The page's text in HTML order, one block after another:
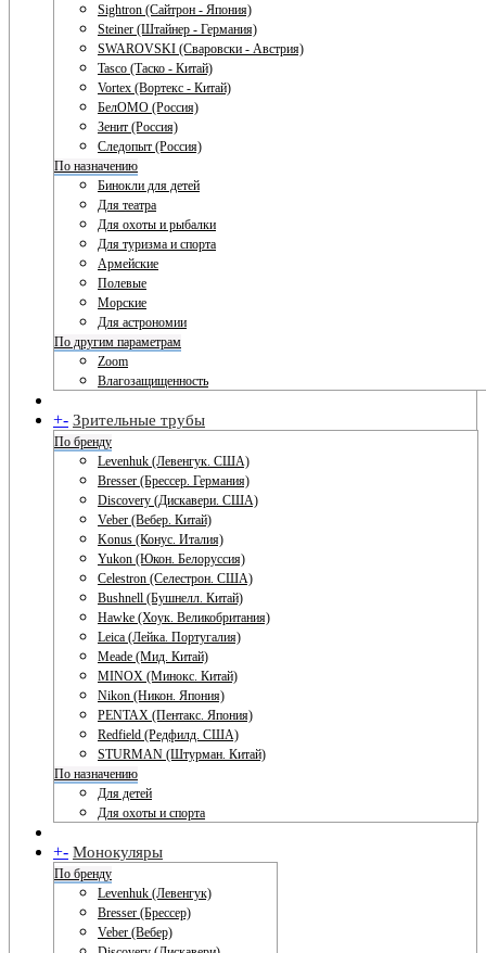
Sightron (Сайтрон - Япония)
Steiner (Штайнер - Германия)
SWAROVSKI (Сваровски - Австрия)
Tasco (Таско - Китай)
Vortex (Вортекс - Китай)
БелОМО (Россия)
Зенит (Россия)
Следопыт (Россия)
По назначению
Бинокли для детей
Для театра
Для охоты и рыбалки
Для туризма и спорта
Армейские
Полевые
Морские
Для астрономии
По другим параметрам
Zoom
Влагозащищенность
+- Зрительные трубы
По бренду
Levenhuk (Левенгук. США)
Bresser (Брессер. Германия)
Discovery (Дискавери. США)
Veber (Вебер. Китай)
Konus (Конус. Италия)
Yukon (Юкон. Белоруссия)
Celestron (Селестрон. США)
Bushnell (Бушнелл. Китай)
Hawke (Хоук. Великобритания)
Leica (Лейка. Португалия)
Meade (Мид. Китай)
MINOX (Минокс. Китай)
Nikon (Никон. Япония)
PENTAX (Пентакс. Япония)
Redfield (Редфилд. США)
STURMAN (Штурман. Китай)
По назначению
Для детей
Для охоты и спорта
+- Монокуляры
По бренду
Levenhuk (Левенгук)
Bresser (Брессер)
Veber (Вебер)